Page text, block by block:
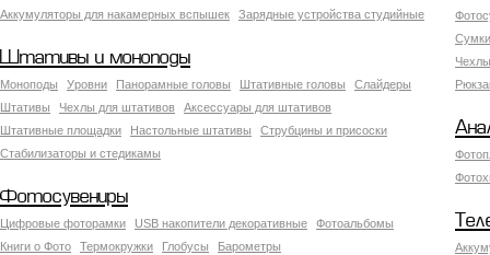
Аккумуляторы для накамерных вспышек
Зарядные устройства студийные
Штативы и моноподы
Моноподы Уровни Панорамные головы Штативные головы
Слайдеры
Штативы
Чехлы для штативов
Аксессуары для штативов
Штативные площадки
Настольные штативы
Струбцины и присоски
Стабилизаторы и стедикамы
Фотосувениры
Цифровые фоторамки USB накопители декоративные
Фотоальбомы
Книги о Фото
Термокружки Глобусы Барометры